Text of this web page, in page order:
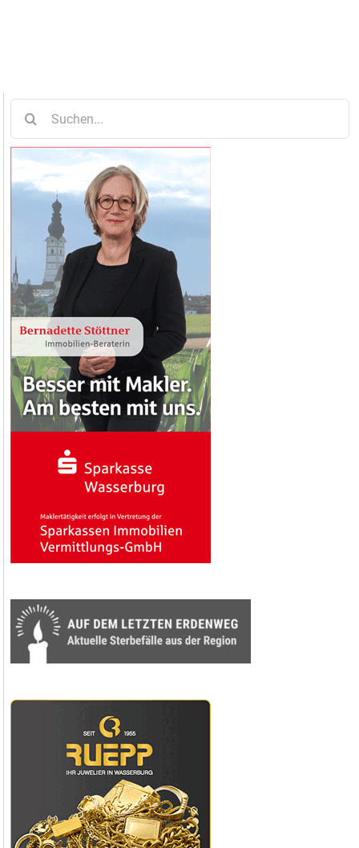
nach: